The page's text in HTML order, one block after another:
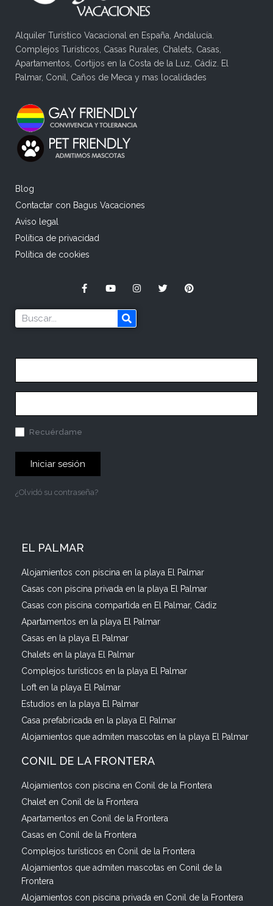
Alquiler Turístico Vacacional en España, Andalucía.
Complejos Turísticos, Casas Rurales, Chalets, Casas,
Apartamentos, Cortijos en la Costa de la Luz, Cádiz. El
Palmar, Conil, Caños de Meca y mas localidades
Blog
Contactar con Bagus Vacaciones
Aviso legal
Política de privacidad
Política de cookies
Recuérdame
Iniciar sesión
¿Olvidó su contraseña?
EL PALMAR
Alojamientos con piscina en la playa El Palmar
Casas con piscina privada en la playa El Palmar
Casas con piscina compartida en El Palmar, Cádiz
Apartamentos en la playa El Palmar
Casas en la playa El Palmar
Chalets en la playa El Palmar
Complejos turísticos en la playa El Palmar
Loft en la playa El Palmar
Estudios en la playa El Palmar
Casa prefabricada en la playa El Palmar
Alojamientos que admiten mascotas en la playa El Palmar
CONIL DE LA FRONTERA
Alojamientos con piscina en Conil de la Frontera
Chalet en Conil de la Frontera
Apartamentos en Conil de la Frontera
Casas en Conil de la Frontera
Complejos turísticos en Conil de la Frontera
Alojamientos que admiten mascotas en Conil de la
Frontera
Alojamientos con piscina privada en Conil de la Frontera